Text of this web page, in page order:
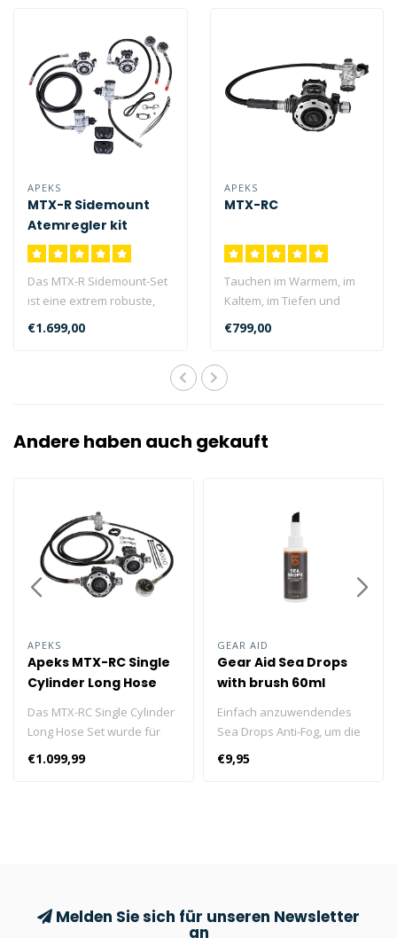
APEKS
MTX-R Sidemount
Atemregler kit
Das MTX-R Sidemount-Set
ist eine extrem robuste,
strapazierfähige und
hochleist..
€1.699,00
APEKS
MTX-RC
Tauchen im Warmem, im
Kaltem, im Tiefen und
überall. Genießen Sie mit
dem MTX-..
€799,00
Andere haben auch gekauft
APEKS
Apeks MTX-RC Single
Cylinder Long Hose
Das MTX-RC Single Cylinder
Long Hose Set wurde für
Taucher entworfen, die an
ihrer einzelnen
€1.099,99
GEAR AID
Gear Aid Sea Drops
with brush 60ml
Einfach anzuwendendes
Sea Drops Anti-Fog, um die
Gläser sauber zu halten
und ein Beschlagen zu
€9,95
Melden Sie sich für unseren Newsletter
an